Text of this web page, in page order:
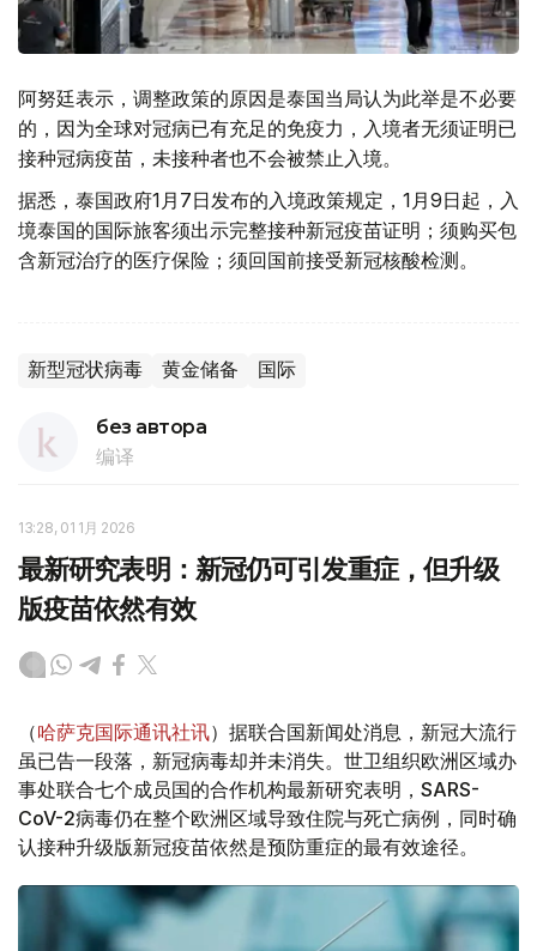
阿努廷表示，调整政策的原因是泰国当局认为此举是不必要
的，因为全球对冠病已有充足的免疫力，入境者无须证明已
接种冠病疫苗，未接种者也不会被禁止入境。
据悉，泰国政府1月7日发布的入境政策规定，1月9日起，入
境泰国的国际旅客须出示完整接种新冠疫苗证明；须购买包
含新冠治疗的医疗保险；须回国前接受新冠核酸检测。
新型冠状病毒 黄金储备 国际
без автора
编译
13:28, 01 1月 2026
最新研究表明：新冠仍可引发重症，但升级
版疫苗依然有效
（哈萨克国际通讯社讯）据联合国新闻处消息，新冠大流行
虽已告一段落，新冠病毒却并未消失。世卫组织欧洲区域办
事处联合七个成员国的合作机构最新研究表明，SARS-
CoV-2病毒仍在整个欧洲区域导致住院与死亡病例，同时确
认接种升级版新冠疫苗依然是预防重症的最有效途径。